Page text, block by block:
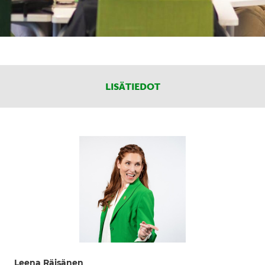
LISÄTIEDOT
Leena Räisänen